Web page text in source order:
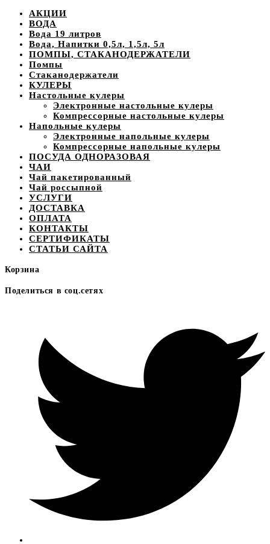
АКЦИИ
ВОДА
Вода 19 литров
Вода, Напитки 0,5л, 1,5л, 5л
ПОМПЫ, СТАКАНОДЕРЖАТЕЛИ
Помпы
Стаканодержатели
КУЛЕРЫ
Настольные кулеры
Электронные настольные кулеры
Компрессорные настольные кулеры
Напольные кулеры
Электронные напольные кулеры
Компрессорные напольные кулеры
ПОСУДА ОДНОРАЗОВАЯ
ЧАИ
Чай пакетированный
Чай россыпной
УСЛУГИ
ДОСТАВКА
ОПЛАТА
КОНТАКТЫ
СЕРТИФИКАТЫ
СТАТЬИ САЙТА
Корзина
Поделиться в соц.сетях